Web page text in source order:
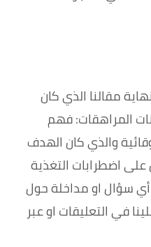
مقالنا الذي كان
المراهقات: فهم
والذي كان الهدف
اضطرابات التغذية
أي سؤال او مداخلة حول
في التعليقات او عبر